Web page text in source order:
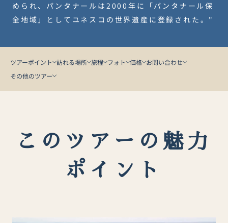
められ、パンタナールは2000年に「パンタナール保
全地域」としてユネスコの世界遺産に登録された。"
ツアーポイント 訪れる場所 旅程 フォト 価格 お問い合わせ
その他のツアー
このツアーの魅力
ポイント